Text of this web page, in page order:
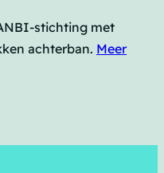
stichting met
achterban. Meer